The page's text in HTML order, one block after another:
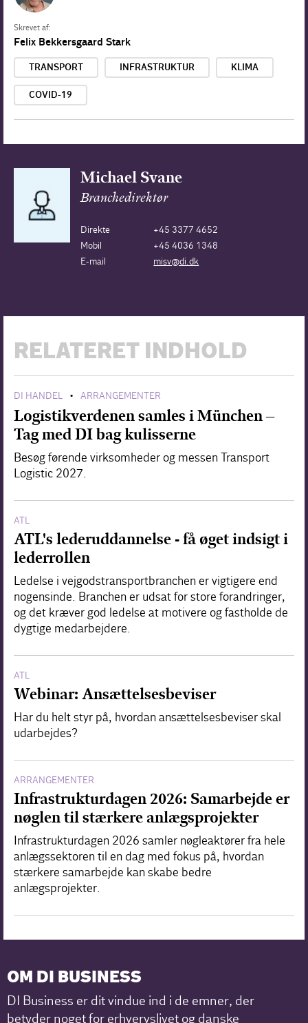
Skrevet af:
Felix Bekkersgaard Stark
TRANSPORT INFRASTRUKTUR KLIMA
COVID-19
Michael Svane
Branchedirektør
Direkte
+45 3377 4652
Mobil
+45 4036 1348
E-mail
misv@di.dk
RELATERET INDHOLD
DI HANDEL • ARRANGEMENTER
Logistikverdenen samles i München –
Tag med DI bag kulisserne
Besøg førende virksomheder og messen Transport
Logistic 2027.
ATL
ATL's lederuddannelse - få øget indsigt i
lederrollen
Ledelse i vejgodstransportbranchen er vigtigere end
nogensinde. Branchen er udsat for store forandringer,
og det kræver god ledelse at motivere og fastholde de
dygtige medarbejdere.
ATL
Webinar: Ansættelsesbeviser
Har du helt styr på, hvordan ansættelsesbeviser skal
udarbejdes?
ARRANGEMENTER
Infrastrukturdagen 2026: Samarbejde er
nøglen til stærkere anlægsprojekter
Infrastrukturdagen 2026 samler nøgleaktører fra hele
anlægssektoren til en dag med fokus på, hvordan
stærkere samarbejde kan skabe bedre
anlægsprojekter.
OM DI BUSINESS
DI Business er dit vindue ind i de emner, der
betyder noget for erhvervslivet og danske